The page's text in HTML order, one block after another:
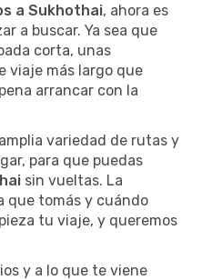
a Sukhothai, ahora es
a buscar. Ya sea que
corta, unas
viaje más largo que
arrancar con la
variedad de rutas y
para que puedas
sin vueltas. La
que tomás y cuándo
tu viaje, y queremos
y a lo que te viene